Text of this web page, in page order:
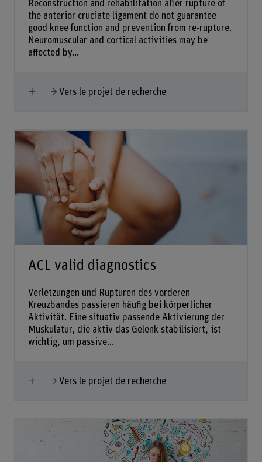
Reconstruction and rehabilitation after rupture of
the anterior cruciate ligament do not guarantee
good knee function and prevention from re-rupture.
Neuromuscular and cortical activities may be
affected by...
Afficher plus
Vers le projet de recherche
ACL valid diagnostics
Verletzungen und Rupturen des vorderen
Kreuzbandes passieren häufig bei körperlicher
Aktivität. Eine situativ passende Aktivierung der
Muskulatur, die aktiv das Gelenk stabilisiert, ist
wichtig, um passive...
Afficher plus
Vers le projet de recherche